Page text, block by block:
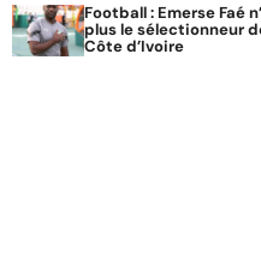
Football : Emerse Faé
plus le sélectionneur
Côte d’Ivoire